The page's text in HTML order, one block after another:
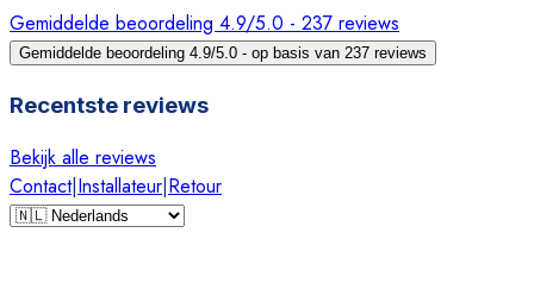
Gemiddelde beoordeling 4.9/5.0 - 237 reviews
Gemiddelde beoordeling 4.9/5.0 - op basis van 237 reviews
Recentste reviews
Bekijk alle reviews
Contact|Installateur|Retour